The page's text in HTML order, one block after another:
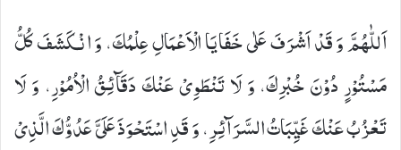
اَللّٰهُمَّ وَ قَدْ اَشْرَفَ عَلٰى خَفَایَا الْاَعْمَالِ عِلْمُكَ، وَ انْكَشَفَ كُلُّ
مَسْتُوْرٍ دُوْنَ خُبْرِكَ، وَ لَا تَنْطَوِیْ عَنْكَ دَقَآئِقُ الْاُمُوْرِ، وَ لَا
تَعْزُبُ عَنْكَ غَیِّبَاتُ السَّرَآئِرِ، وَ قَدِ اسْتَحْوَذَ عَلَیَّ عَدُوُّكَ الَّذِیْ